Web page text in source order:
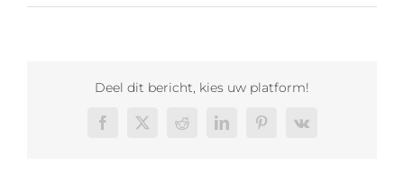
Deel dit bericht, kies uw platform!
Facebook
X RedditLinkedInPinterest
Vk